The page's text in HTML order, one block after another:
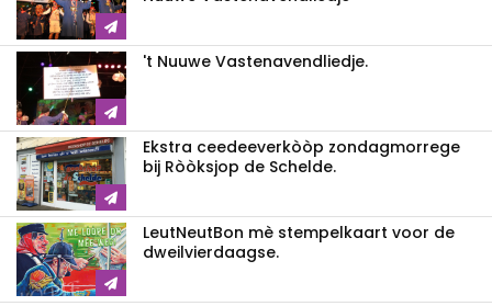
't Nuuwe Vastenavendliedje.
Ekstra ceedeeverkòòp zondagmorrege
bij Ròòksjop de Schelde.
LeutNeutBon mè stempelkaart voor de
dweilvierdaagse.